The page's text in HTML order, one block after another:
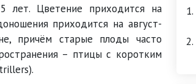
лет. Цветение приходится на
приходится на август-
причём старые плоды часто
– птицы с коротким